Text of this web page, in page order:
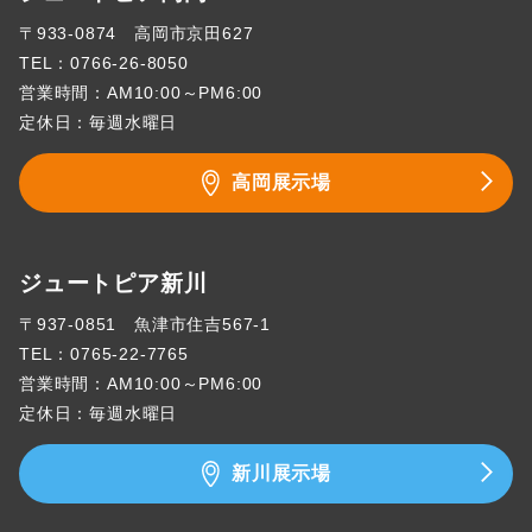
〒933-0874 高岡市京田627
TEL：0766-26-8050
営業時間：AM10:00～PM6:00
定休日：毎週水曜日
高岡展示場
ジュートピア新川
〒937-0851 魚津市住吉567-1
TEL：0765-22-7765
営業時間：AM10:00～PM6:00
定休日：毎週水曜日
新川展示場